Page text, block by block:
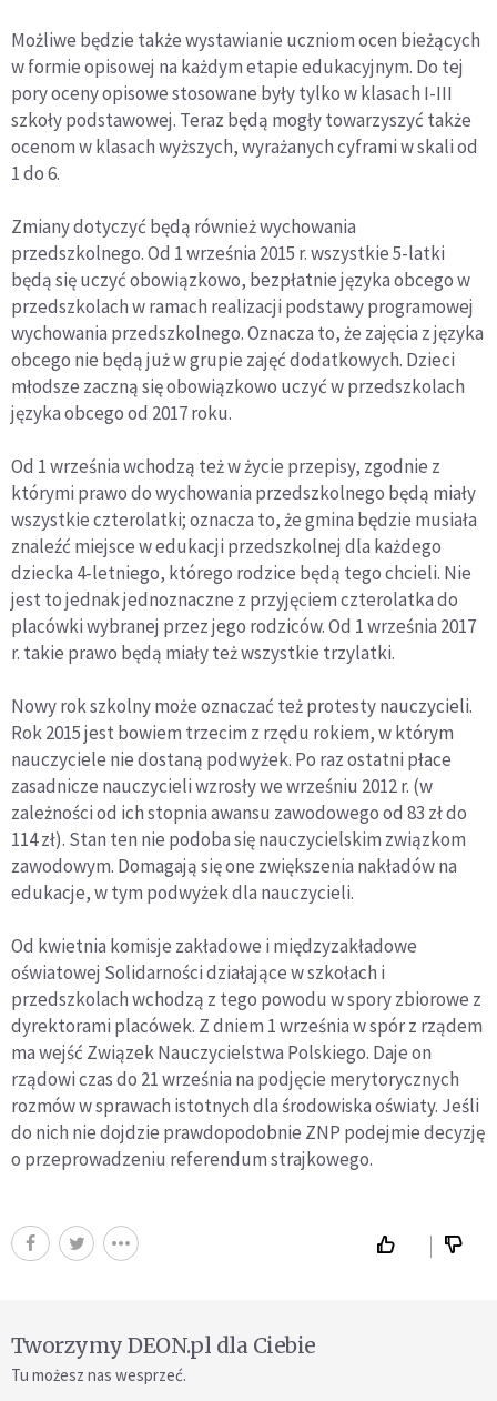
Możliwe będzie także wystawianie uczniom ocen bieżących
w formie opisowej na każdym etapie edukacyjnym. Do tej
pory oceny opisowe stosowane były tylko w klasach I-III
szkoły podstawowej. Teraz będą mogły towarzyszyć także
ocenom w klasach wyższych, wyrażanych cyframi w skali od
1 do 6.
Zmiany dotyczyć będą również wychowania
przedszkolnego. Od 1 września 2015 r. wszystkie 5-latki
będą się uczyć obowiązkowo, bezpłatnie języka obcego w
przedszkolach w ramach realizacji podstawy programowej
wychowania przedszkolnego. Oznacza to, że zajęcia z języka
obcego nie będą już w grupie zajęć dodatkowych. Dzieci
młodsze zaczną się obowiązkowo uczyć w przedszkolach
języka obcego od 2017 roku.
Od 1 września wchodzą też w życie przepisy, zgodnie z
którymi prawo do wychowania przedszkolnego będą miały
wszystkie czterolatki; oznacza to, że gmina będzie musiała
znaleźć miejsce w edukacji przedszkolnej dla każdego
dziecka 4-letniego, którego rodzice będą tego chcieli. Nie
jest to jednak jednoznaczne z przyjęciem czterolatka do
placówki wybranej przez jego rodziców. Od 1 września 2017
r. takie prawo będą miały też wszystkie trzylatki.
Nowy rok szkolny może oznaczać też protesty nauczycieli.
Rok 2015 jest bowiem trzecim z rzędu rokiem, w którym
nauczyciele nie dostaną podwyżek. Po raz ostatni płace
zasadnicze nauczycieli wzrosły we wrześniu 2012 r. (w
zależności od ich stopnia awansu zawodowego od 83 zł do
114 zł). Stan ten nie podoba się nauczycielskim związkom
zawodowym. Domagają się one zwiększenia nakładów na
edukacje, w tym podwyżek dla nauczycieli.
Od kwietnia komisje zakładowe i międzyzakładowe
oświatowej Solidarności działające w szkołach i
przedszkolach wchodzą z tego powodu w spory zbiorowe z
dyrektorami placówek. Z dniem 1 września w spór z rządem
ma wejść Związek Nauczycielstwa Polskiego. Daje on
rządowi czas do 21 września na podjęcie merytorycznych
rozmów w sprawach istotnych dla środowiska oświaty. Jeśli
do nich nie dojdzie prawdopodobnie ZNP podejmie decyzję
o przeprowadzeniu referendum strajkowego.
Tworzymy DEON.pl dla Ciebie
Tu możesz nas wesprzeć.